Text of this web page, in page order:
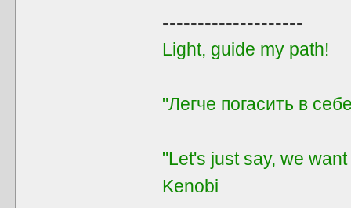
--------------------
Light, guide my path!
"Легче погасить в
"Let's just say, we
Kenobi